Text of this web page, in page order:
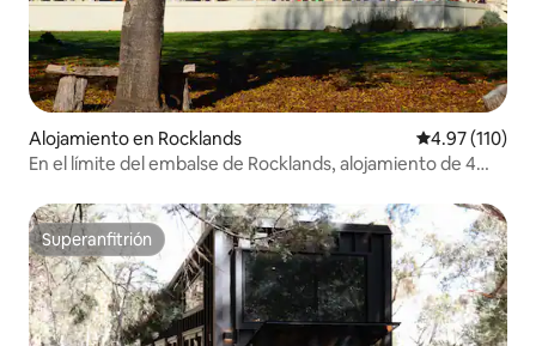
Alojamiento en Rocklands Calificación
4.97 (110)
En el límite del embalse de Rocklands, alojamiento de 4
Superanfitrión
Superanfitrión